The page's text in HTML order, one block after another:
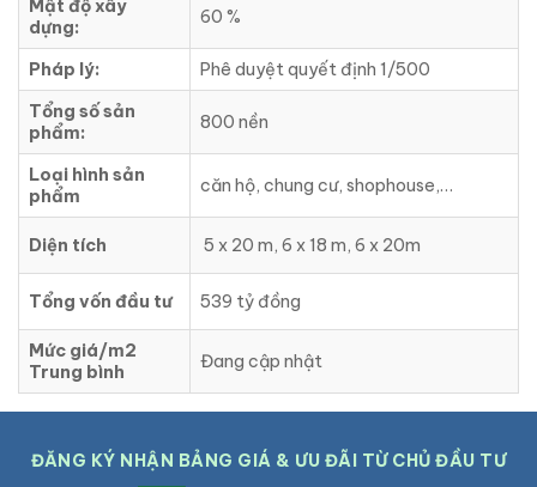
Mật độ xây
dựng:
60 %
Pháp lý:
Phê duyệt quyết định 1/500
Tổng số sản
phẩm:
800 nền
Loại hình sản
phẩm
căn hộ, chung cư, shophouse,…
Diện tích 5 x 20 m, 6 x 18 m, 6 x 20m
Tổng vốn đầu tư 539 tỷ đồng
Mức giá/m2
Trung bình
Đang cập nhật
ĐĂNG KÝ NHẬN BẢNG GIÁ & ƯU ĐÃI TỪ CHỦ ĐẦU TƯ